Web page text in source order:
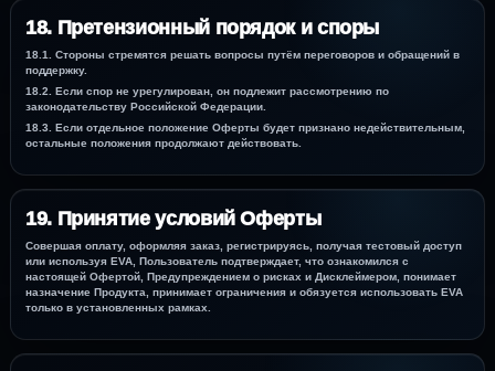
18. Претензионный порядок и споры
18.1. Стороны стремятся решать вопросы путём переговоров и обращений в
поддержку.
18.2. Если спор не урегулирован, он подлежит рассмотрению по
законодательству Российской Федерации.
18.3. Если отдельное положение Оферты будет признано недействительным,
остальные положения продолжают действовать.
19. Принятие условий Оферты
Совершая оплату, оформляя заказ, регистрируясь, получая тестовый доступ
или используя EVA, Пользователь подтверждает, что ознакомился с
настоящей Офертой, Предупреждением о рисках и Дисклеймером, понимает
назначение Продукта, принимает ограничения и обязуется использовать EVA
только в установленных рамках.